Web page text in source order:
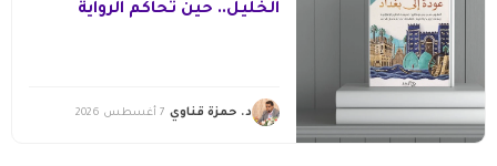
الخليل.. حين تحاكم الرواية
د. حمزة قناوي 7 أغسطس 2026